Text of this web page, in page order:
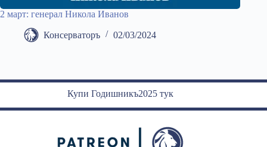
2 март: генерал Никола Иванов
Консерваторъ 02/03/2024
Купи Годишникъ2025 тук